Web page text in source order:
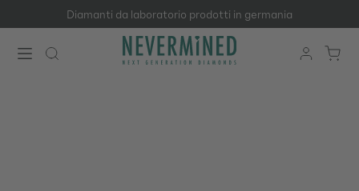
Passa al contenuto principale
Diamanti da laboratorio prodotti in germania